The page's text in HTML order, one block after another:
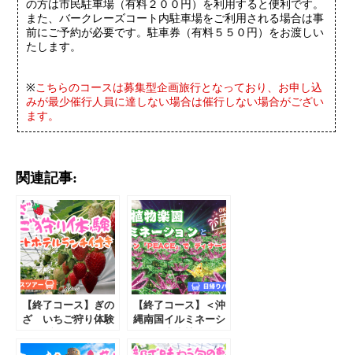
の方は市民駐車場（有料２００円）を利用すると便利です。
また、バークレーズコート内駐車場をご利用される場合は事
前にご予約が必要です。駐車券（有料５５０円）をお渡しい
たします。
※こちらのコースは募集型企画旅行となっており、お申し込
みが最少催行人員に達しない場合は催行しない場合がござい
ます。
関連記事:
【終了コース】ぎの
ざ いちご狩り体験
ランチ付き！日帰り
【終了コース】＜沖
縄南国イルミネーシ
イルミネーションと